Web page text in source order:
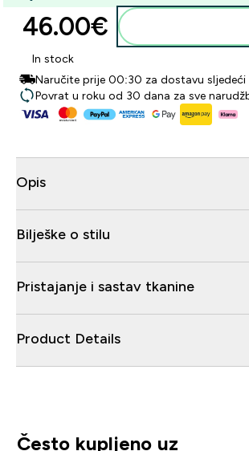
46.00€‎
In stock
Naručite prije 00:30 za dostavu sljedeći
Povrat u roku od 30 dana za sve
Opis
Bilješke o stilu
Pristajanje i sastav tkanine
Product Details
Često kupljeno uz